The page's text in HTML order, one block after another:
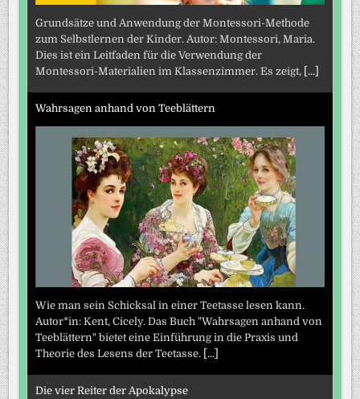
Grundsätze und Anwendung der Montessori-Methode
zum Selbstlernen der Kinder. Autor: Montessori, Maria.
Dies ist ein Leitfaden für die Verwendung der
Montessori-Materialien im Klassenzimmer. Es zeigt,
[...]
Wahrsagen anhand von Teeblättern
Wie man sein Schicksal in einer Teetasse lesen kann.
Autor*in: Kent, Cicely. Das Buch "Wahrsagen anhand von
Teeblättern" bietet eine Einführung in die Praxis und
Theorie des Lesens der Teetasse.
[...]
Die vier Reiter der Apokalypse